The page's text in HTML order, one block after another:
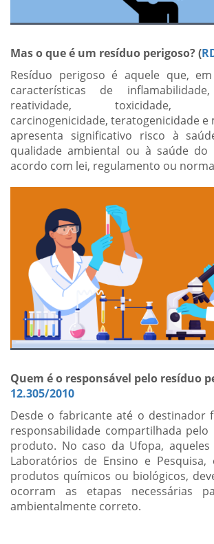
Mas o que é um resíduo perigoso? (
Resíduo perigoso é aquele que,
características de
reatividade, toxicidade,
carcinogenicidade, teratogenicidade e
apresenta significativo risco à
qualidade ambiental ou à saúde do
acordo com lei, regulamento ou
Quem é o responsável pelo resíduo
12.305/2010
Desde o fabricante até o destinador
responsabilidade compartilhada
produto. No caso da Ufopa,
Laboratórios de Ensino e Pesquisa,
produtos químicos ou biológicos,
ocorram as etapas necessárias
ambientalmente correto.